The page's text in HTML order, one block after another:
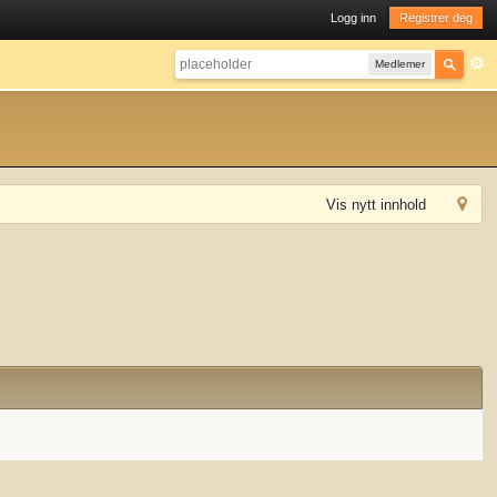
Logg inn Registrer deg
Medlemer
Vis nytt innhold